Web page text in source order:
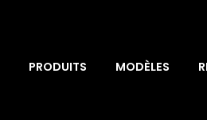
PRODUITS MODÈLES